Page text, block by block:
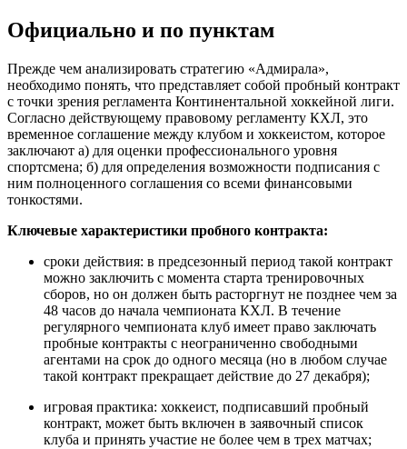
Официально и по пунктам
Прежде чем анализировать стратегию «Адмирала»,
необходимо понять, что представляет собой пробный контракт
с точки зрения регламента Континентальной хоккейной лиги.
Согласно действующему правовому регламенту КХЛ, это
временное соглашение между клубом и хоккеистом, которое
заключают а) для оценки профессионального уровня
спортсмена; б) для определения возможности подписания с
ним полноценного соглашения со всеми финансовыми
тонкостями.
Ключевые характеристики пробного контракта:
сроки действия: в предсезонный период такой контракт
можно заключить с момента старта тренировочных
сборов, но он должен быть расторгнут не позднее чем за
48 часов до начала чемпионата КХЛ. В течение
регулярного чемпионата клуб имеет право заключать
пробные контракты с неограниченно свободными
агентами на срок до одного месяца (но в любом случае
такой контракт прекращает действие до 27 декабря);
игровая практика: хоккеист, подписавший пробный
контракт, может быть включен в заявочный список
клуба и принять участие не более чем в трех матчах;